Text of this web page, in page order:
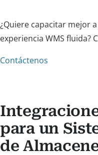
¿Quiere capacitar mejor
experiencia WMS fluida?
Contáctenos
para un
de